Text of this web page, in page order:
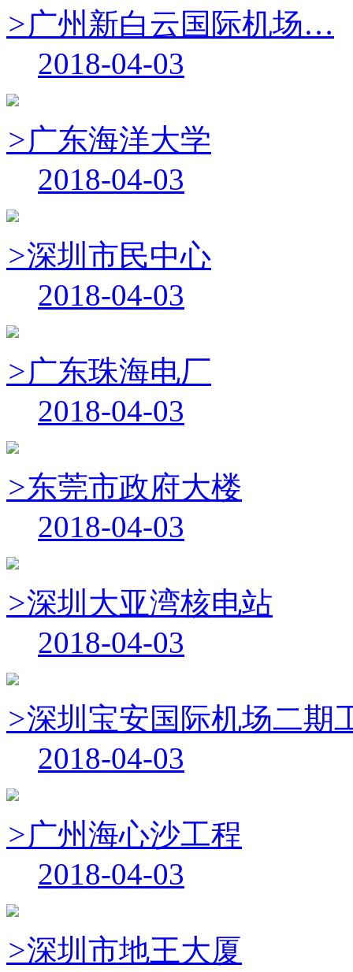
>广州新白云国际机场…
2018-04-03
>广东海洋大学
2018-04-03
>深圳市民中心
2018-04-03
>广东珠海电厂
2018-04-03
>东莞市政府大楼
2018-04-03
>深圳大亚湾核电站
2018-04-03
>深圳宝安国际机场二期
2018-04-03
>广州海心沙工程
2018-04-03
>深圳市地王大厦